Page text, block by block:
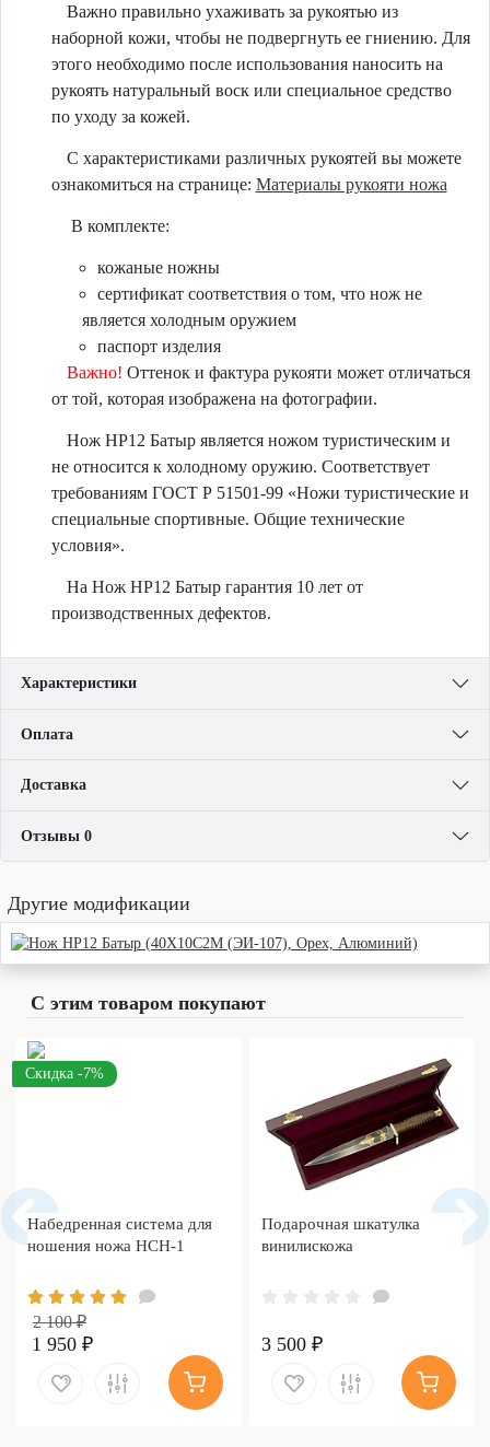
Важно правильно ухаживать за рукоятью из
наборной кожи, чтобы не подвергнуть ее гниению. Для
этого необходимо после использования наносить на
рукоять натуральный воск или специальное средство
по уходу за кожей.
С характеристиками различных рукоятей вы можете
ознакомиться на странице: Материалы рукояти ножа
В комплекте:
кожаные ножны
сертификат соответствия о том, что нож не
является холодным оружием
паспорт изделия
Важно! Оттенок и фактура рукояти может отличаться
от той, которая изображена на фотографии.
Нож НР12 Батыр является ножом туристическим и
не относится к холодному оружию. Соответствует
требованиям ГОСТ Р 51501-99 «Ножи туристические и
специальные спортивные. Общие технические
условия».
На Нож НР12 Батыр гарантия 10 лет от
производственных дефектов.
Характеристики
Оплата
Доставка
Отзывы 0
Другие модификации
С этим товаром покупают
Скидка -7%
Набедренная система для
ношения ножа НСН-1
2 100 ₽
1 950 ₽
Подарочная шкатулка
винилискожа
3 500 ₽